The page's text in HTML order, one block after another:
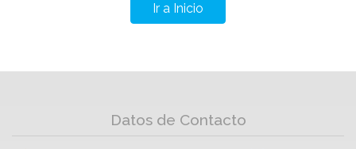
Ir a Inicio
Datos de Contacto